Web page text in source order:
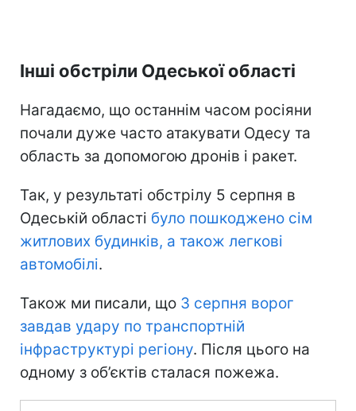
Інші обстріли Одеської області
Нагадаємо, що останнім часом росіяни
почали дуже часто атакувати Одесу та
область за допомогою дронів і ракет.
Так, у результаті обстрілу 5 серпня в
Одеській області було пошкоджено сім
житлових будинків, а також легкові
автомобілі.
Також ми писали, що 3 серпня ворог
завдав удару по транспортній
інфраструктурі регіону. Після цього на
одному з об’єктів сталася пожежа.